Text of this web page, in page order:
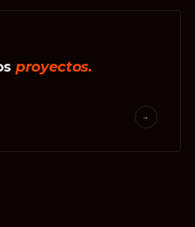
proyectos.
→